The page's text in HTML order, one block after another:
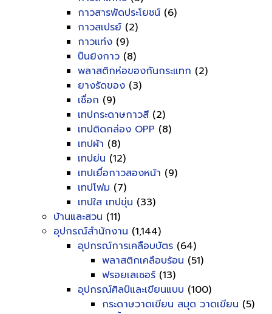
กาวสารพัดประโยชน์ (6)
กาวสเปรย์ (2)
กาวแท่ง (9)
ปืนยิงกาว (8)
พลาสติกห่อของกันกระแทก (2)
ยางรัดของ (3)
เชื่อก (9)
เทปกระดาษกาวสี (2)
เทปติดกล่อง OPP (8)
เทปผ้า (8)
เทปย่น (12)
เทปเยื่อกาวสองหน้า (9)
เทปโฟม (7)
เทปใส เทปขุ่น (33)
บ้านและสวน (11)
อุปกรณ์สำนักงาน (1,144)
อุปกรณ์การเคลือบบัตร (64)
พลาสติกเคลือบร้อน (51)
ฟรอยเลเซอร์ (13)
อุปกรณ์ศิลป์และเขียนแบบ (100)
กระดาษวาดเขียน สมุด วาดเขียน (5)